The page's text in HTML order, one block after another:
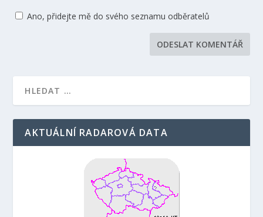
Ano, přidejte mě do svého seznamu odběratelů
AKTUÁLNÍ RADAROVÁ DATA